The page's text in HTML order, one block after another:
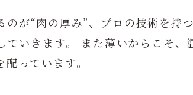
のが“肉の厚み”、プロの技術を持
ていきます。 また薄いからこそ
っています。